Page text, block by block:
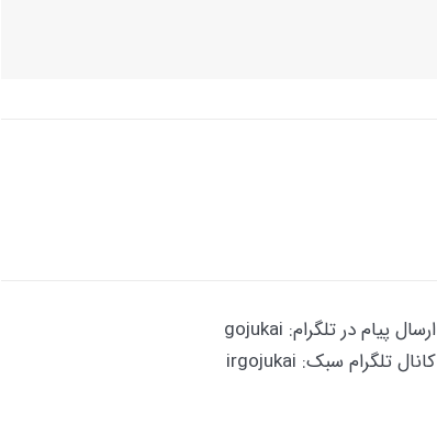
ارسال پیام در تلگرام: gojukai
کانال تلگرام سبک: irgojukai